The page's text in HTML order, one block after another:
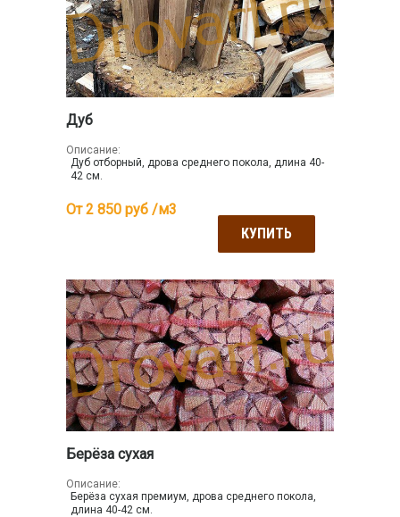
Дуб
Описание:
Дуб отборный, дрова среднего покола, длина 40-
42 см.
От 2 850 руб /м3
КУПИТЬ
Берёза сухая
Описание:
Берёза сухая премиум, дрова среднего покола,
длина 40-42 см.